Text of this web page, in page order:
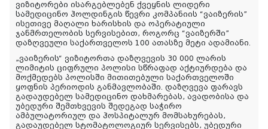
ვიზიტორები ისარგებლებენ ქვეყნის ლიდერი
სამედიცინო ჰოლდინგის წევრი კომპანიის “ვაიზერის”
ისეთივე მაღალი ხარისხის და ოპერატიული
ჯანმრთელობის სერვისებით, როგორც “ვაიზერში”
დაზღვეული საქართველოს 100 ათასზე მეტი ადამიანი.
„ვაიზერის“ ვიზიტორთა დაზღვევის 30 000 ლარის
ლიმიტის ციფრული პოლისი სწრაფად აქტიურდება და
მოქმედებს პოლისში მითითებული საქართველოში
ყოფნის პერიოდის განმავლობაში. დაზღვევა ფარავს
გადაუდებელ სამედიცინო დახმარებას, ავადობისა და
უბედური შემთხვევის შედეგად საჭირო
ამბულატორიულ და ჰოსპიტალურ მომსახურებას,
გადაუდებელ სტომატოლოგიურ სერვისებს, უბედური